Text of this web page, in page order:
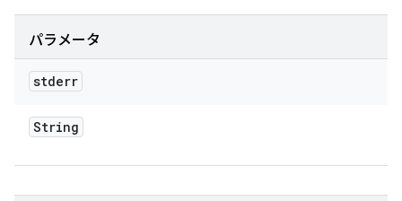
パラメータ
stderr
String